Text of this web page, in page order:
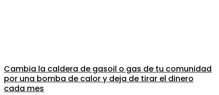
Cambia la caldera de gasoil o gas de tu comunidad
por una bomba de calor y deja de tirar el dinero
cada mes